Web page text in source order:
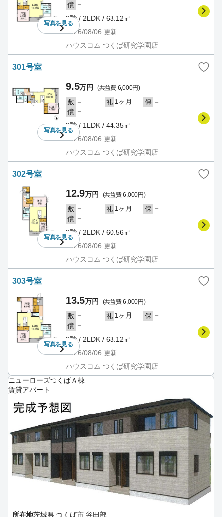
写真を見る
償 －
2階 / 2LDK / 63.12㎡
2026/08/06 更新
ハウスコム つくば研究学園店
301号室
写真を見る
9.5万円 (共益費 6,000円)
敷 － 礼 1ヶ月 保 －
償 －
3階 / 1LDK / 44.35㎡
2026/08/06 更新
ハウスコム つくば研究学園店
302号室
写真を見る
12.9万円 (共益費 6,000円)
敷 － 礼 1ヶ月 保 －
償 －
3階 / 2LDK / 60.56㎡
2026/08/06 更新
ハウスコム つくば研究学園店
303号室
写真を見る
13.5万円 (共益費 6,000円)
敷 － 礼 1ヶ月 保 －
償 －
3階 / 2LDK / 63.12㎡
2026/08/06 更新
ハウスコム つくば研究学園店
ニューローズつくばＡ棟
賃貸アパート
所在地茨城県 つくば市 谷田部